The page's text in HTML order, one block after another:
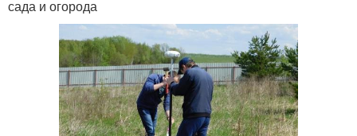
сада и огорода